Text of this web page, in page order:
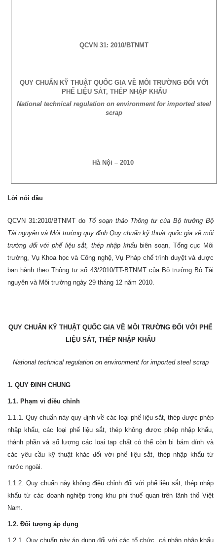
QCVN 31: 2010/BTNMT
QUY CHUẨN KỸ THUẬT QUỐC GIA VỀ MÔI TRƯỜNG ĐỐI VỚI
PHẾ LIỆU SẮT, THÉP NHẬP KHẨU
National technical regulation on environment for imported steel
scrap
Hà Nội – 2010
Lời nói đầu
QCVN 31:2010/BTNMT do Tổ soạn thảo Thông tư của Bộ trưởng Bộ
Tài nguyên và Môi trường quy định Quy chuẩn kỹ thuật quốc gia về môi
trường đối với phế liệu sắt, thép nhập khẩubiên soạn, Tổng cục Môi
trường, Vụ Khoa học và Công nghệ, Vụ Pháp chế trình duyệt và được
ban hành theo Thông tư số 43/2010/TT-BTNMT của Bộ trưởng Bộ Tài
nguyên và Môi trường ngày 29 tháng 12 năm 2010.
QUY CHUẨN KỸ THUẬT QUỐC GIA VỀ MÔI TRƯỜNG ĐỐI VỚI PHẾ
LIỆU SẮT, THÉP NHẬP KHẨU
National technical regulation on environment for imported steel scrap
1. QUY ĐỊNH CHUNG
1.1. Phạm vi điều chỉnh
1.1.1. Quy chuẩn này quy định về các loại phế liệu sắt, thép được phép
nhập khẩu, các loại phế liệu sắt, thép không được phép nhập khẩu,
thành phần và số lượng các loại tạp chất có thể còn bị bám dính và
các yêu cầu kỹ thuật khác đối với phế liệu sắt, thép nhập khẩu từ
nước ngoài.
1.1.2. Quy chuẩn này không điều chỉnh đối với phế liệu sắt, thép nhập
khẩu từ các doanh nghiệp trong khu phi thuế quan trên lãnh thổ Việt
Nam
1.2. Đối tượng áp dụng
1.2.1. Quy chuẩn này áp dụng đối với các tổ chức, cá nhân nhập khẩu